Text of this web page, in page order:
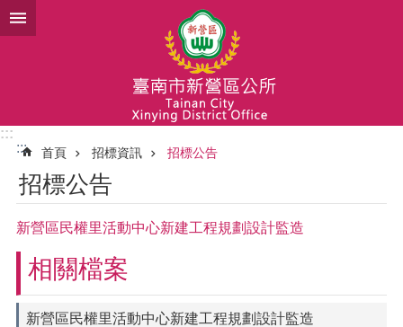
跳到主要內容區塊
:::
:::
首頁 招標資訊 招標公告
招標公告
新營區民權里活動中心新建工程規劃設計監造
相關檔案
新營區民權里活動中心新建工程規劃設計監造